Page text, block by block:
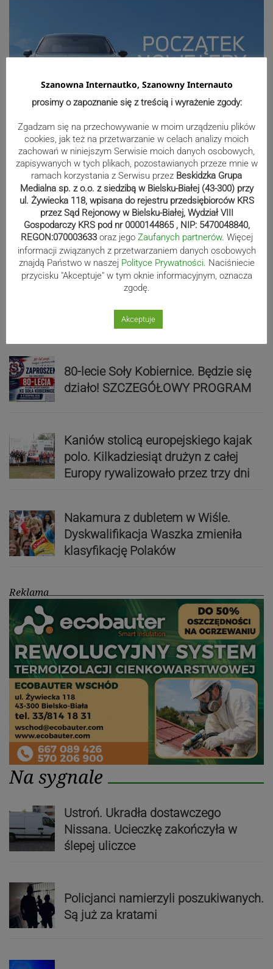
Sport
Mistrzowie świata z MCK Żywiec!
ZDJĘCIA
Bracia Szejowie ruszają po kolejne
wystartują w Rajdzie Rzeszowskim
80-lecie Soły Kobiernice. Będzie się
działo! SZCZEGÓŁOWY PROGRAM
Kaniów stolicą europejskiego kajak
polo. Kilkadziesiąt drużyn z całej
Europy rywalizowało przez trzy dni
Nakamura z dubletem w Wiśle.
Dyskwalifikacja Waszka zmieniła
klasyfikację Polaków
Reklama
Na sygnale
Ustroń. Ukradła dostawczego
Nissana. Ucieczkę zakończyła w
ślepej uliczce
Policjanci namierzyli poszukiwanych.
Są już za kratami
Szanowna Internautko, Szanowny Internauto
prosimy o zapoznanie się z treścią i wyrażenie zgody:
Zgadzam się na przechowywanie w moim urządzeniu plików
cookies, jak też na przetwarzanie w celach analizy moich
zachowań w niniejszym Serwisie moich danych osobowych,
zapisywanych w tych plikach, pozostawianych przeze mnie w
ramach korzystania z Serwisu przez Beskidzka Grupa
Medialna sp. z o.o. z siedzibą w Bielsku-Białej (43-300) przy
ul. Żywiecka 118, wpisana do rejestru przedsiębiorców KRS
przez Sąd Rejonowy w Bielsku-Białej, Wydział VIII
Gospodarczy KRS pod nr 0000144865 , NIP: 5470048840,
REGON:070003633 oraz jego Zaufanych partnerów. Więcej
informacji związanych z przetwarzaniem danych osobowych
znajdą Państwo w naszej Polityce Prywatności. Naciśniecie
przycisku "Akceptuje" w tym oknie informacyjnym, oznacza
zgodę.
Akceptuje